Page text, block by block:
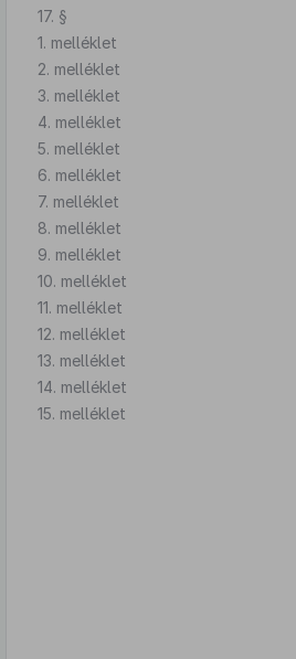
17. §
1. melléklet
2. melléklet
3. melléklet
4. melléklet
5. melléklet
6. melléklet
7. melléklet
8. melléklet
9. melléklet
10. melléklet
11. melléklet
12. melléklet
13. melléklet
14. melléklet
15. melléklet